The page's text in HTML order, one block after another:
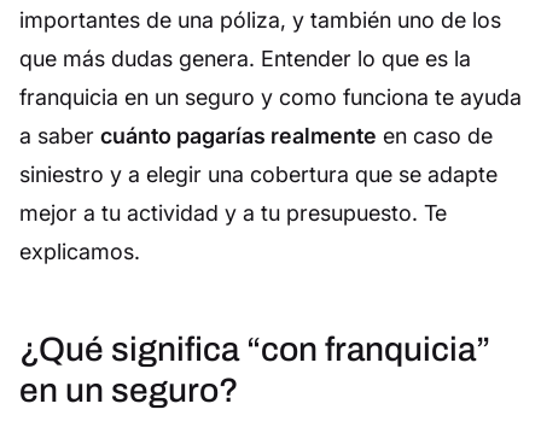
importantes de una póliza, y también uno de los
que más dudas genera. Entender lo que es la
franquicia en un seguro y como funciona te ayuda
a saber cuánto pagarías realmente en caso de
siniestro y a elegir una cobertura que se adapte
mejor a tu actividad y a tu presupuesto. Te
explicamos.
¿Qué significa “con franquicia”
en un seguro?